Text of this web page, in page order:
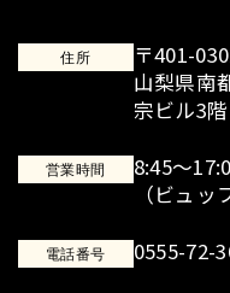
住所
〒401-
山梨県南
宗ビル3
営業時間
8:45～
（ビュ
電話番号 0555-72-